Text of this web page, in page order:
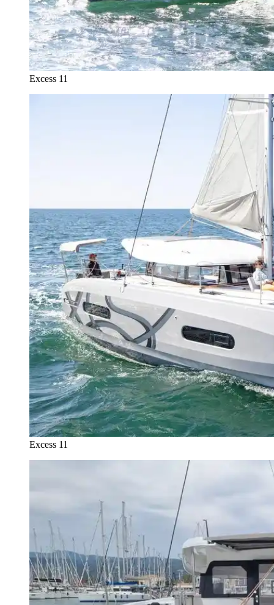
Excess 11
Excess 11